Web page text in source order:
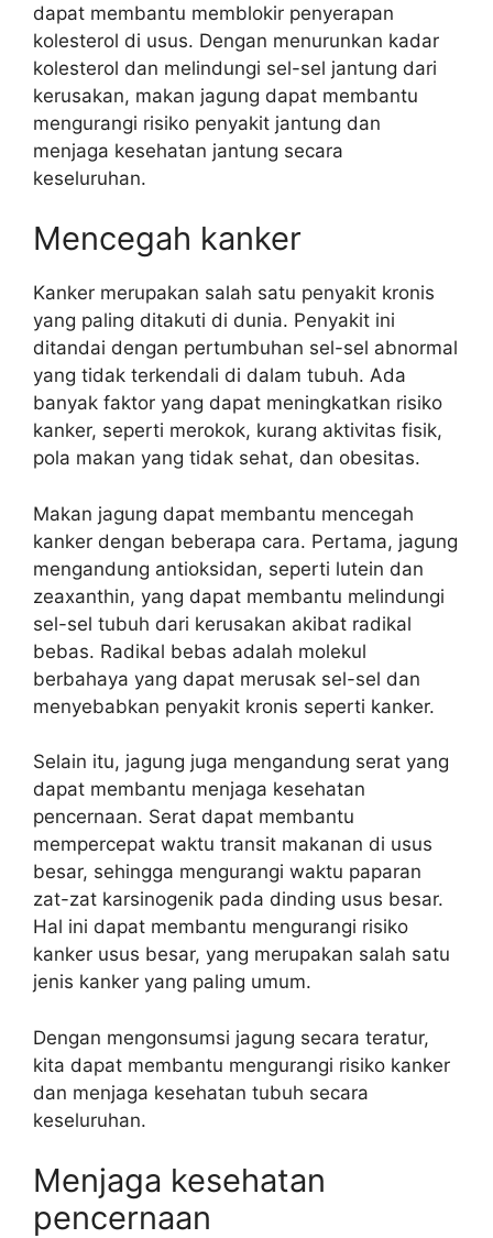
dapat membantu memblokir penyerapan
kolesterol di usus. Dengan menurunkan kadar
kolesterol dan melindungi sel-sel jantung dari
kerusakan, makan jagung dapat membantu
mengurangi risiko penyakit jantung dan
menjaga kesehatan jantung secara
keseluruhan.
Mencegah kanker
Kanker merupakan salah satu penyakit kronis
yang paling ditakuti di dunia. Penyakit ini
ditandai dengan pertumbuhan sel-sel abnormal
yang tidak terkendali di dalam tubuh. Ada
banyak faktor yang dapat meningkatkan risiko
kanker, seperti merokok, kurang aktivitas fisik,
pola makan yang tidak sehat, dan obesitas.
Makan jagung dapat membantu mencegah
kanker dengan beberapa cara. Pertama, jagung
mengandung antioksidan, seperti lutein dan
zeaxanthin, yang dapat membantu melindungi
sel-sel tubuh dari kerusakan akibat radikal
bebas. Radikal bebas adalah molekul
berbahaya yang dapat merusak sel-sel dan
menyebabkan penyakit kronis seperti kanker.
Selain itu, jagung juga mengandung serat yang
dapat membantu menjaga kesehatan
pencernaan. Serat dapat membantu
mempercepat waktu transit makanan di usus
besar, sehingga mengurangi waktu paparan
zat-zat karsinogenik pada dinding usus besar.
Hal ini dapat membantu mengurangi risiko
kanker usus besar, yang merupakan salah satu
jenis kanker yang paling umum.
Dengan mengonsumsi jagung secara teratur,
kita dapat membantu mengurangi risiko kanker
dan menjaga kesehatan tubuh secara
keseluruhan.
Menjaga kesehatan
pencernaan